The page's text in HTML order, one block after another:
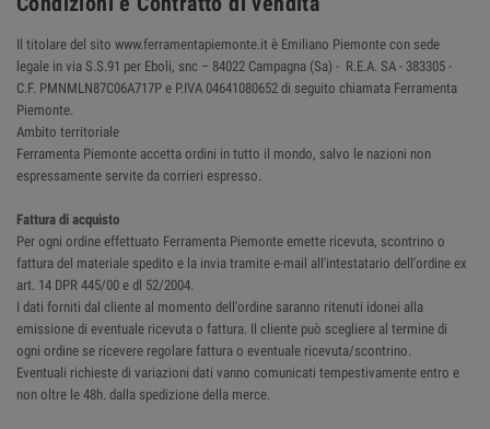
Il titolare del sito www.ferramentapiemonte.it è Emiliano Piemonte con sede
legale in via S.S.91 per Eboli, snc – 84022 Campagna (Sa) - R.E.A. SA - 383305 -
C.F. PMNMLN87C06A717P e P.IVA 04641080652 di seguito chiamata Ferramenta
Piemonte.
Ambito territoriale
Ferramenta Piemonte accetta ordini in tutto il mondo, salvo le nazioni non
espressamente servite da corrieri espresso.
Fattura di acquisto
Per ogni ordine effettuato Ferramenta Piemonte emette ricevuta, scontrino o
fattura del materiale spedito e la invia tramite e-mail all'intestatario dell'ordine ex
art. 14 DPR 445/00 e dl 52/2004.
I dati forniti dal cliente al momento dell'ordine saranno ritenuti idonei alla
emissione di eventuale ricevuta o fattura. Il cliente può scegliere al termine di
ogni ordine se ricevere regolare fattura o eventuale ricevuta/scontrino.
Eventuali richieste di variazioni dati vanno comunicati tempestivamente entro e
non oltre le 48h. dalla spedizione della merce.